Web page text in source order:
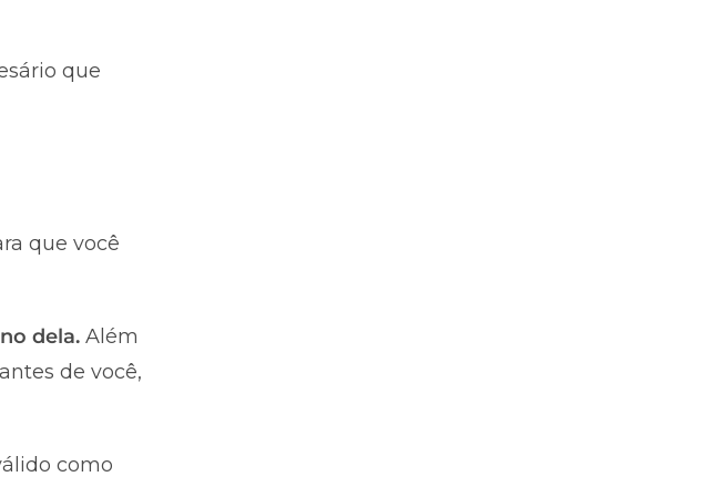
que
que você
dela. Além
de você,
como